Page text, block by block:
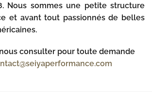
Nous sommes une petite structure
et avant tout passionnés de belles
nous consulter pour toute demande